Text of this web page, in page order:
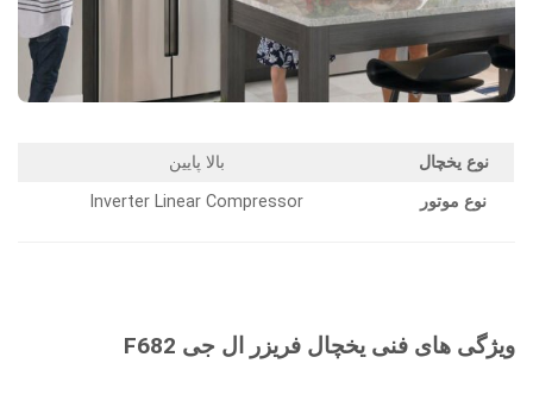
نوع یخچال
بالا پایین
نوع موتور
Inverter Linear Compressor
ویژگی های فنی یخچال فریزر ال جی F682